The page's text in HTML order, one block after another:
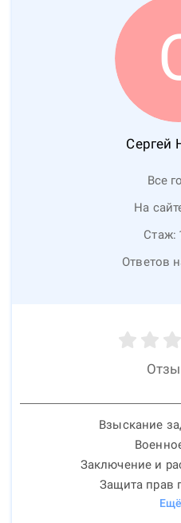
Сергей
Все
На
Стаж:
Ответов
Взыскание
Заключение и
Защита прав
Ещё